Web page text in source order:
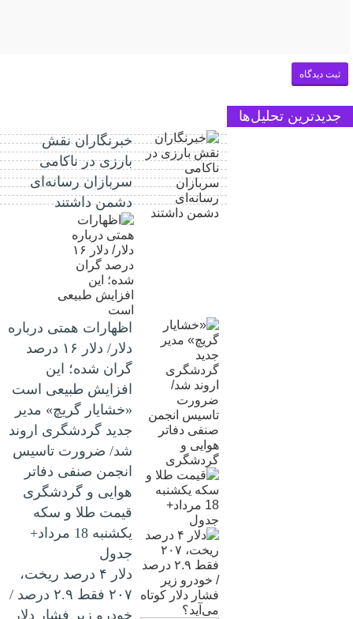
جدیدترین تحلیل‌ها
خبرنگاران نقش
بارزی در ناکامی
سربازان رسانه‌ای
دشمن داشتند
اظهارات همتی درباره
دلار/ دلار ۱۶ درصد
گران شده؛ این
افزایش طبیعی است
«خشایار گریچ» مدیر
جدید گردشگری اروند
شد/ ضرورت تاسیس
انجمن صنفی دفاتر
هوایی و گردشگری
قیمت طلا و سکه
یکشنبه 18 مرداد+
جدول
دلار ۴ درصد ریخت،
۲۰۷ فقط ۲.۹ درصد /
خودرو زیر فشار دلار